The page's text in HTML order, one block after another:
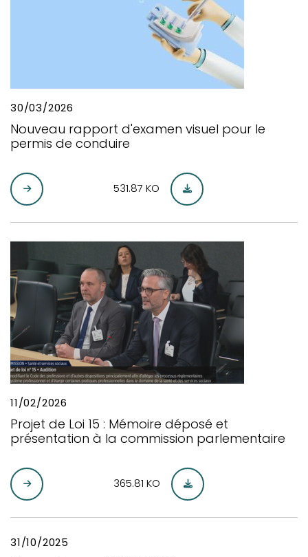
30/03/2026
Nouveau rapport d'examen visuel pour le
permis de conduire
531.87 KO
11/02/2026
Projet de Loi 15 : Mémoire déposé et
présentation à la commission parlementaire
365.81 KO
31/10/2025